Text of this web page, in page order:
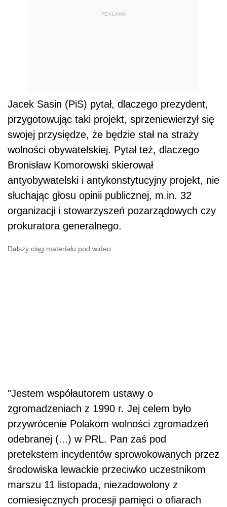
REKLAMA
Jacek Sasin (PiS) pytał, dlaczego prezydent,
przygotowując taki projekt, sprzeniewierzył się
swojej przysiędze, że będzie stał na straży
wolności obywatelskiej. Pytał też, dlaczego
Bronisław Komorowski skierował
antyobywatelski i antykonstytucyjny projekt, nie
słuchając głosu opinii publicznej, m.in. 32
organizacji i stowarzyszeń pozarządowych czy
prokuratora generalnego.
Dalszy ciąg materiału pod wideo
"Jestem współautorem ustawy o
zgromadzeniach z 1990 r. Jej celem było
przywrócenie Polakom wolności zgromadzeń
odebranej (...) w PRL. Pan zaś pod
pretekstem incydentów sprowokowanych przez
środowiska lewackie przeciwko uczestnikom
marszu 11 listopada, niezadowolony z
comiesięcznych procesji pamięci o ofiarach